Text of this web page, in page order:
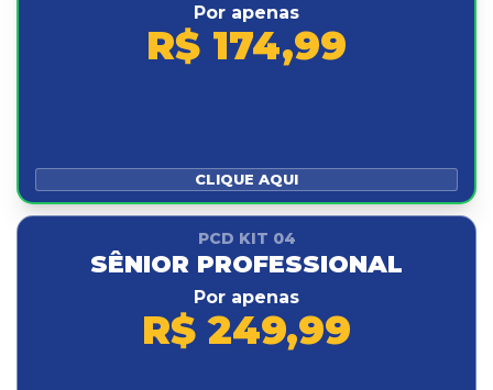
Por apenas
R$ 174,99
CLIQUE AQUI
PCD KIT 04
SÊNIOR PROFESSIONAL
Por apenas
R$ 249,99